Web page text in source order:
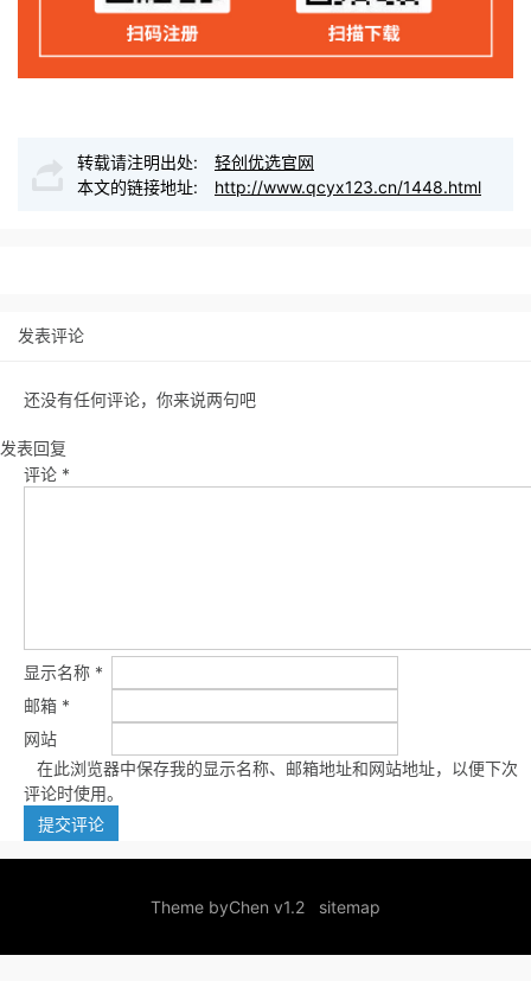
转载请注明出处:
轻创优选官网
本文的链接地址:
http://www.qcyx123.cn/1448.html
发表评论
还没有任何评论，你来说两句吧
发表回复
评论 *
显示名称 *
邮箱 *
网站
在此浏览器中保存我的显示名称、邮箱地址和网站地址，以便下次
评论时使用。
Theme byChen v1.2 sitemap